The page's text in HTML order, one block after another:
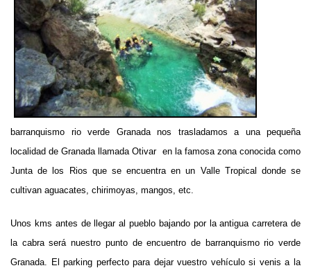
barranquismo rio verde Granada nos trasladamos a una pequeña
localidad de Granada llamada Otivar en la famosa zona conocida como
Junta de los Rios que se encuentra en un Valle Tropical donde se
cultivan aguacates, chirimoyas, mangos, etc.
Unos kms antes de llegar al pueblo bajando por la antigua carretera de
la cabra será nuestro punto de encuentro de barranquismo rio verde
Granada. El parking perfecto para dejar vuestro vehículo si venis a la